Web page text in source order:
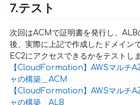
7.テスト
次回はACMで証明書を発行し、ALB
後、実際に上記で作成したドメイン
EC2にアクセスできるかをテストしま
【CloudFormation】AWSマルチ
ャの構築＿ACM
【CloudFormation】AWSマルチ
ャの構築＿ALB